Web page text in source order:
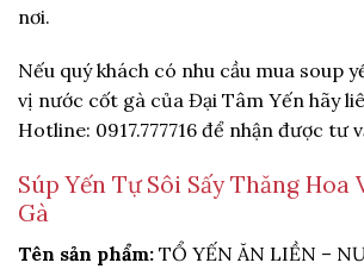
nơi.
Nếu quý khách có nhu cầu mua soup
vị nước cốt gà của Đại Tâm Yến hãy
Hotline: 0917.777716 để nhận được tư
Súp Yến Tự Sôi Sấy Thăng Hoa
Gà
Tên sản phẩm: TỔ YẾN ĂN LIỀN –